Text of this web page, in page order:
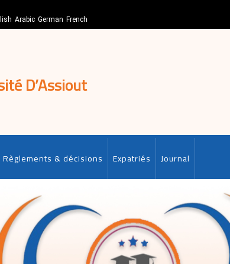
Arabic German French
D’Assiout
Règlements & décisions Expatriés Journal